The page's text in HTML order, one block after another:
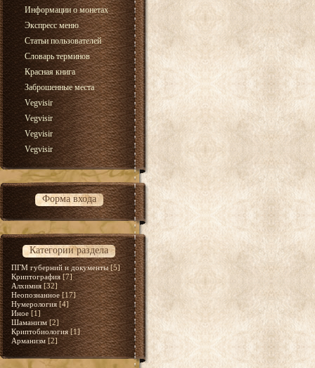
Информации о монетах
Экспресс меню
Статьи пользователей
Словарь терминов
Красная книга
Заброшенные места
Vegvisir
Vegvisir
Vegvisir
Vegvisir
Форма входа
Категории раздела
ПГМ губерний и документы [5]
Криптография [7]
Алхимия [32]
Неопознанное [17]
Нумерология [4]
Иное [1]
Шаманизм [2]
Криптобиология [1]
Арманизм [2]